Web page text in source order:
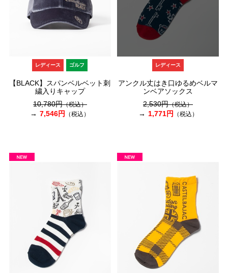
レディース ゴルフ
【BLACK】スパンベルベット刺
繍入りキャップ
10,780円（税込）
7,546円 （税込）
レディース
アンクル丈はき口ゆるめベルマ
ンベアソックス
2,530円（税込）
1,771円 （税込）